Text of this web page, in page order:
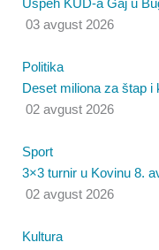
Uspeh KUD-a Gaj u
03 avgust 2026
Politika
Deset miliona za štap i
02 avgust 2026
Sport
3×3 turnir u Kovinu 8.
02 avgust 2026
Kultura